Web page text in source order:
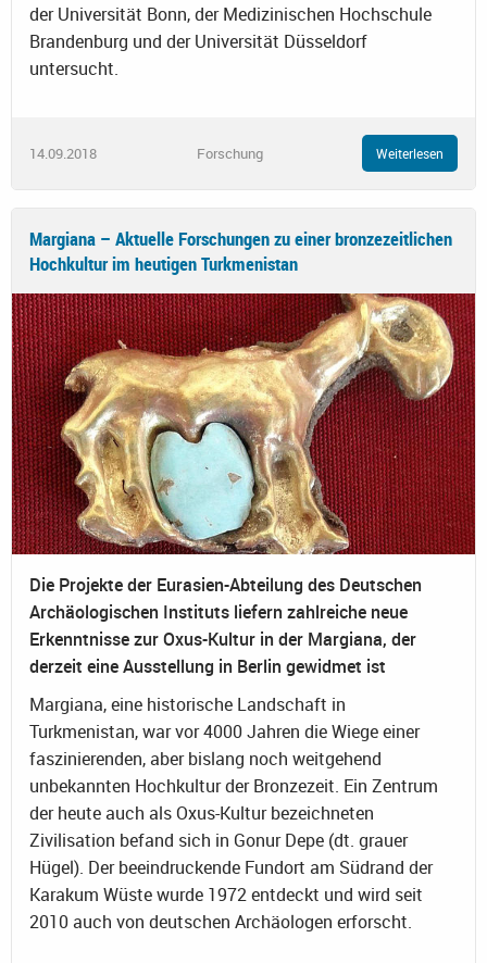
der Universität Bonn, der Medizinischen Hochschule
Brandenburg und der Universität Düsseldorf
untersucht.
14.09.2018 Forschung Weiterlesen
Margiana – Aktuelle Forschungen zu einer bronzezeitlichen
Hochkultur im heutigen Turkmenistan
Die Projekte der Eurasien-Abteilung des Deutschen
Archäologischen Instituts liefern zahlreiche neue
Erkenntnisse zur Oxus-Kultur in der Margiana, der
derzeit eine Ausstellung in Berlin gewidmet ist
Margiana, eine historische Landschaft in
Turkmenistan, war vor 4000 Jahren die Wiege einer
faszinierenden, aber bislang noch weitgehend
unbekannten Hochkultur der Bronzezeit. Ein Zentrum
der heute auch als Oxus-Kultur bezeichneten
Zivilisation befand sich in Gonur Depe (dt. grauer
Hügel). Der beeindruckende Fundort am Südrand der
Karakum Wüste wurde 1972 entdeckt und wird seit
2010 auch von deutschen Archäologen erforscht.